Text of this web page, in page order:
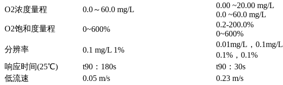
O2浓度量程
0.0～60.0 mg/L
0.00 ~20.00 mg/L
0.0 ~60.0 mg/L
O2饱和度量程
0~600%
0.2-200.0%
0~600%
分辨率 0.1 mg/L 1%
0.01mg/L，0.1mg/L
0.1%，0.1%
响应时间(25℃)
t90：180s t90：30s
低流速
0.05 m/s 0.23 m/s